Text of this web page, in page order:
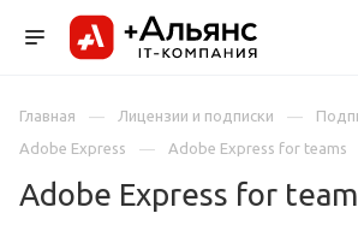
Главная Лицензии и подписки
Adobe Express
Adobe Express for teams
Adobe Express for